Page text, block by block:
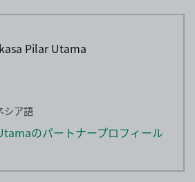
Pilar Utama
シア語
のパートナープロフィール